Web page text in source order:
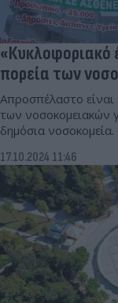
«Κυκλοφοριακό
πορεία των
Απροσπέλαστο
των νοσοκομειακών
δημόσια νοσοκομεία.
17.10.2024 11:46